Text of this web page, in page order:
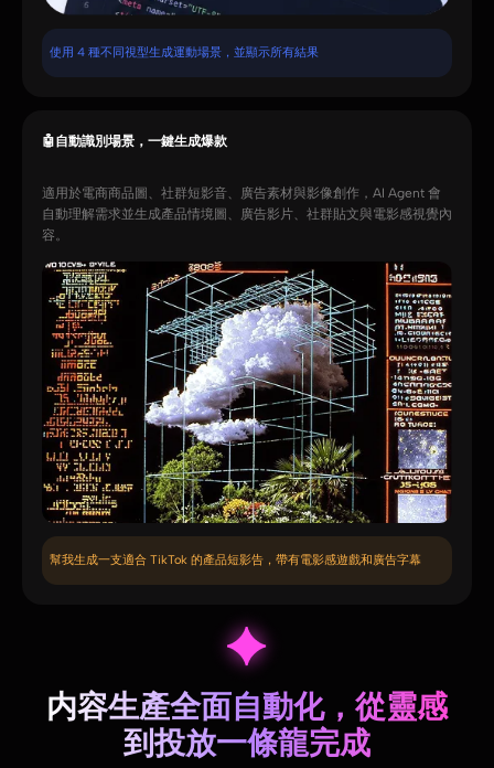
使用 4 種不同視型生成運動場景，並顯示所有結果
🤖自動識別場景，一鍵生成爆款
適用於電商商品圖、社群短影音、廣告素材與影像創作，AI Agent 會
自動理解需求並生成產品情境圖、廣告影片、社群貼文與電影感視覺內
容。
幫我生成一支適合 TikTok 的產品短影告，帶有電影感遊戲和廣告字幕
内容生產全面自動化，從靈感
到投放一條龍完成